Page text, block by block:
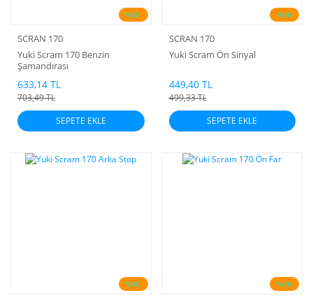
%10
SCRAN 170
Yuki Scram 170 Benzin
Şamandırası
633,14 TL
703,49 TL
SEPETE EKLE
%10
SCRAN 170
Yuki Scram Ön Sinyal
449,40 TL
499,33 TL
SEPETE EKLE
%10 %10